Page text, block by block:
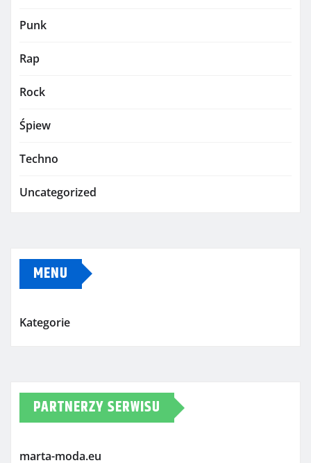
Punk
Rap
Rock
Śpiew
Techno
Uncategorized
MENU
Kategorie
PARTNERZY SERWISU
marta-moda.eu